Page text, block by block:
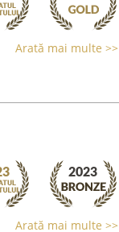
Arată mai multe >>
Arată mai multe >>